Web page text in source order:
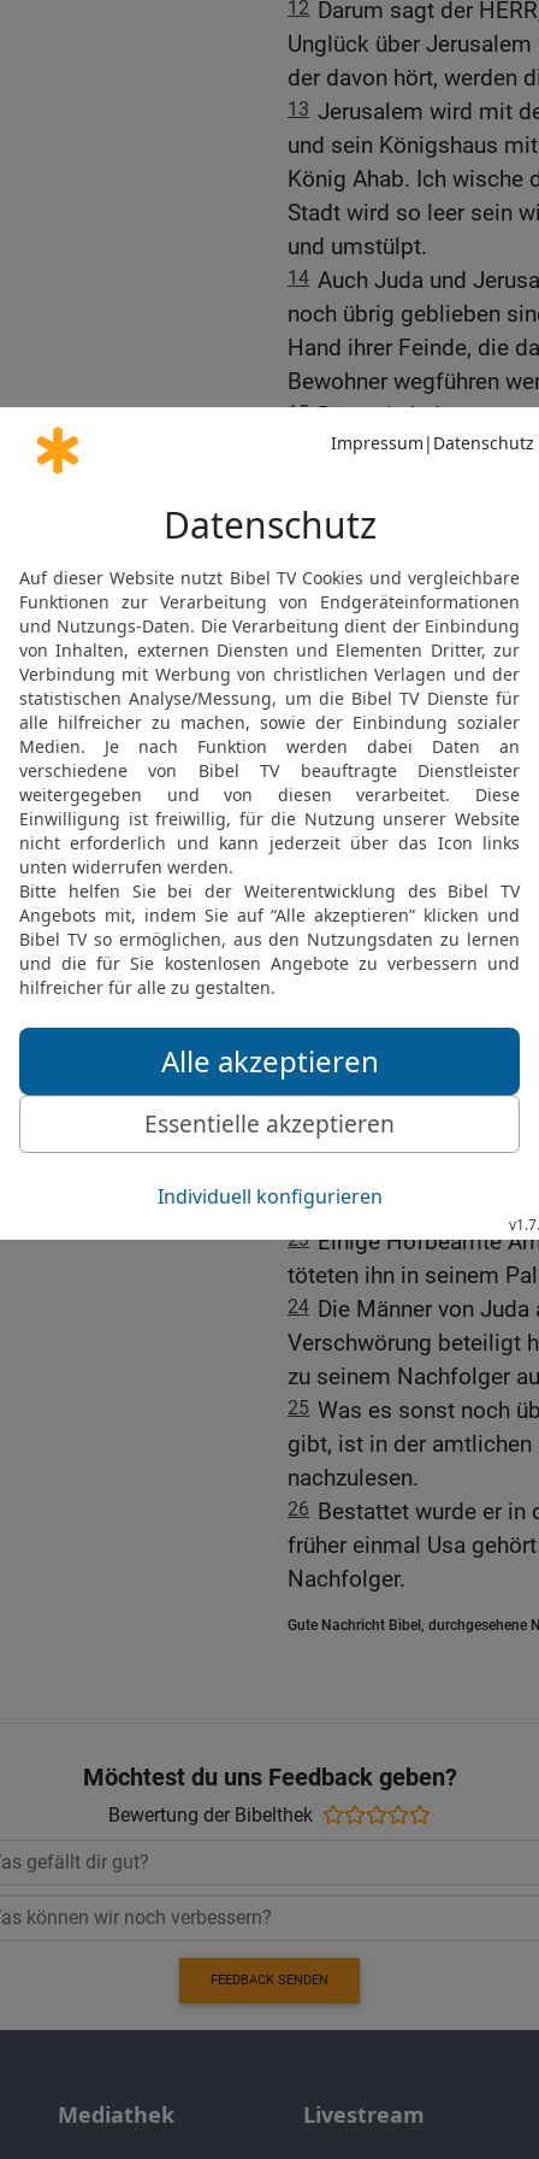
12 Darum sagt der
Unglück über
der davon hört, werden
13 Jerusalem wird mit
und sein Königshaus
König Ahab. Ich wische
Stadt wird so leer sein
und umstülpt.
14 Auch Juda und
noch übrig geblieben
Hand ihrer Feinde, die
Bewohner wegführen
15 Denn sie haben
herausgefordert, von
16 Auch viele
noch hinzu zu dem
Juda verführt hatte,
dem HERRN missfällt.
17 Was es sonst noch
berichten gibt, auch
in der amtlichen
18 Als Manasse starb,
Garten hatte früher
Amon wurde sein
Über König Amon von
19 Amon war 22 Jahre
zwei Jahre lang in
Er tat, was dem
Manasse.
In allem folgte er
opferte er den
ab und kümmerte sich
23 Einige Hofbeamte
töteten ihn in seinem
24 Die Männer von
Verschwörung beteiligt
zu seinem Nachfolger
25 Was es sonst noch
gibt, ist in der amtlichen
nachzulesen.
26 Bestattet wurde er in
früher einmal Usa
Nachfolger.
Gute Nachricht Bibel, durchgesehene
Möchtest du uns Feedback geben?
Bewertung der Bibelthek
FEEDBACK SENDEN
Mediathek Livestream